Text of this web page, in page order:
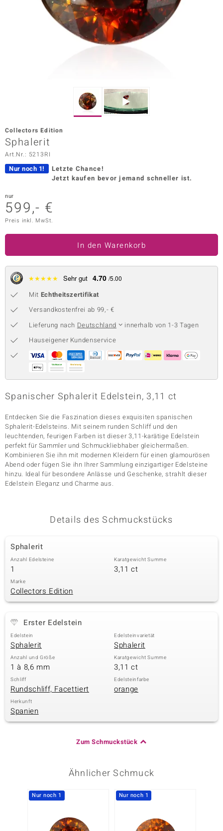
Vogue
Collection
Collection
Classics
Collectors Edition
Sphalerit
Art.Nr.: 5213RI
Nur noch 1!
Letzte Chance!
Jetzt kaufen bevor jemand schneller ist.
nur
599,- €
Preis inkl. MwSt.
In den Warenkorb
★★★★★ Sehr gut 4.70 /5.00
Mit Echtheitszertifikat
Versandkostenfrei ab 99,- €
Lieferung nach Deutschland
innerhalb von 1-3 Tagen
Hauseigener Kundenservice
Spanischer Sphalerit Edelstein, 3,11 ct
Entdecken Sie die Faszination dieses exquisiten spanischen
Sphalerit-Edelsteins. Mit seinem runden Schliff und den
leuchtenden, feurigen Farben ist dieser 3,11-karätige Edelstein
perfekt für Sammler und Schmuckliebhaber gleichermaßen.
Kombinieren Sie ihn mit modernen Kleidern für einen glamourösen
Abend oder fügen Sie ihn Ihrer Sammlung einzigartiger Edelsteine
hinzu. Ideal für besondere Anlässe und Geschenke, strahlt dieser
Edelstein Eleganz und Charme aus.
Details des Schmuckstücks
Sphalerit
Anzahl Edelsteine
1
Karatgewicht Summe
3,11 ct
Marke
Collectors Edition
Erster Edelstein
Edelstein
Sphalerit
Edelsteinvarietät
Sphalerit
Anzahl und Größe
1 à 8,6 mm
Karatgewicht Summe
3,11 ct
Schliff
Rundschliff, Facettiert
Edelsteinfarbe
orange
Herkunft
Spanien
Zum Schmuckstück
Ähnlicher Schmuck
Nur noch 1 Nur noch 1